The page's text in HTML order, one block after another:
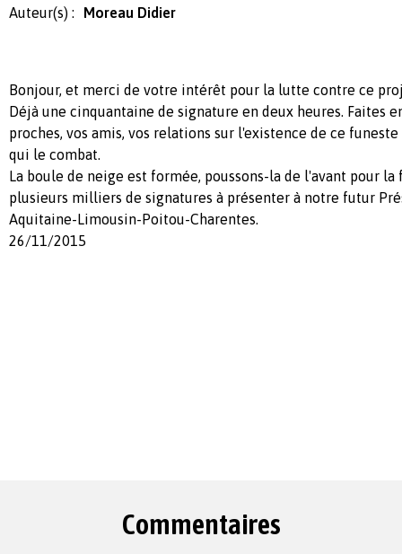
Auteur(s) : Moreau Didier
Bonjour, et merci de votre intérêt pour la lutte contre ce
Déjà une cinquantaine de signature en deux heures. Faites
proches, vos amis, vos relations sur l'existence de ce
qui le combat.
La boule de neige est formée, poussons-la de l'avant pour
plusieurs milliers de signatures à présenter à notre futur
Aquitaine-Limousin-Poitou-Charentes.
26/11/2015
Commentaires